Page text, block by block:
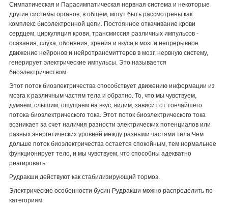
Симпатическая и Парасимпатическая нервная система и некоторые
другие системы органов, в общем, могут быть рассмотрены как
комплекс биоэлектронной цепи. Постоянное откачивание крови
сердцем, циркуляция крови, трансмиссия различных импульсов -
осязания, слуха, обоняния, зрения и вкуса в мозг и непрерывное
движение нейронов и нейротрансмиттеров в мозг, нервную систему,
генерирует электрические импульсы. Это называется
биоэлектричеством.
Этот поток биоэлектричества способствует движению информации из
мозга к различным частям тела и обратно. То, что мы чувствуем,
думаем, слышим, ощущаем на вкус, видим, зависит от тончайшего
потока биоэлектрического тока. Этот поток биоэлектрического тока
возникает за счет наличия разности электрических потенциалов или
разных энергетических уровней между разными частями тела.Чем
дольше поток биоэлектричества остается спокойным, тем нормальнее
функционирует тело, и мы чувствуем, что способны адекватно
реагировать.
Рудракши действуют как стабилизирующий тормоз.
Электрические особенности бусин Рудракши можно распределить по
категориям: